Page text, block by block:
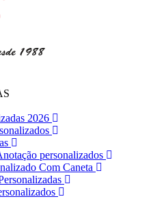
2026
personalizados
Com Caneta